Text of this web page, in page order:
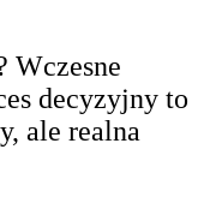
Wczesne
decyzyjny to
ale realna